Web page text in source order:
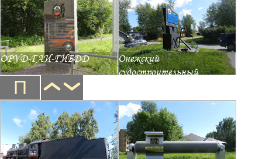
ОРУД-ГАИ-ГИБДД
Онежский
судостроительный
П